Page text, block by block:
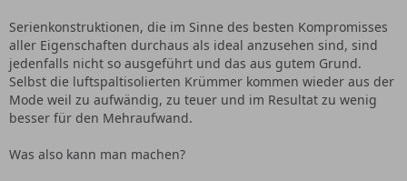
Serienkonstruktionen, die im Sinne des besten Kompromisses
aller Eigenschaften durchaus als ideal anzusehen sind, sind
jedenfalls nicht so ausgeführt und das aus gutem Grund.
Selbst die luftspaltisolierten Krümmer kommen wieder aus der
Mode weil zu aufwändig, zu teuer und im Resultat zu wenig
besser für den Mehraufwand.
Was also kann man machen?